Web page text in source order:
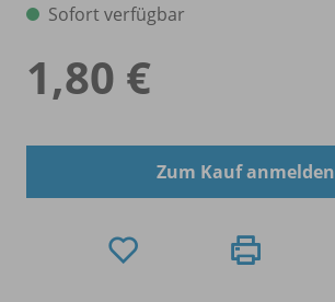
Sofort verfügbar
1,80 €
Zum Kauf anmelden